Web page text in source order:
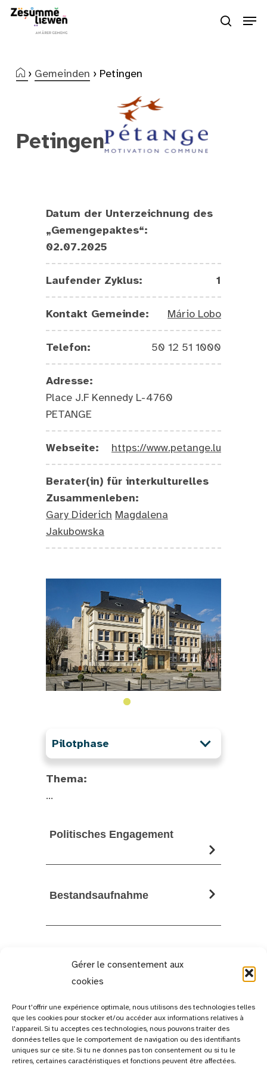
Gérer le consentement aux
cookies
Pour t'offrir une expérience optimale, nous utilisons des technologies telles
que les cookies pour stocker et/ou accéder aux informations relatives à
l'appareil. Si tu acceptes ces technologies, nous pouvons traiter des
données telles que le comportement de navigation ou des identifiants
uniques sur ce site. Si tu ne donnes pas ton consentement ou si tu le
retires, certaines caractéristiques et fonctions peuvent être affectées.
Skip
search
› Gemeinden › Petingen
Petingen
Datum der Unterzeichnung des
„Gemengepaktes“:
02.07.2025
Laufender Zyklus: 1
Kontakt Gemeinde: Mário Lobo
Telefon: 50 12 51 1000
Adresse:
Place J.F Kennedy L-4760
PETANGE
Webseite: https://www.petange.lu
Berater(in) für interkulturelles
Zusammenleben:
Gary Diderich Magdalena
Jakubowska
Pilotphase
Thema:
...
Politisches Engagement
Bestandsaufnahme